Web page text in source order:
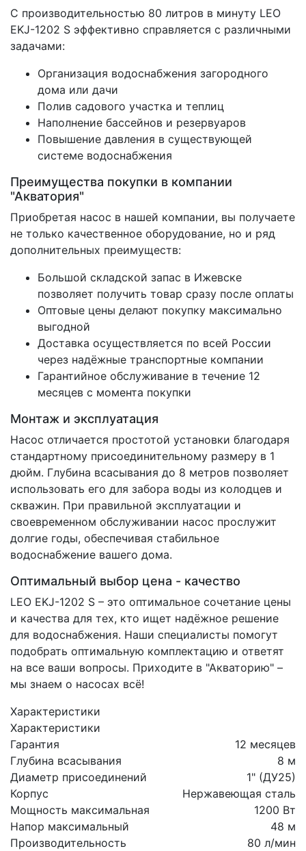
С производительностью 80 литров в минуту LEO
EKJ-1202 S эффективно справляется с различными
задачами:
Организация водоснабжения загородного
дома или дачи
Полив садового участка и теплиц
Наполнение бассейнов и резервуаров
Повышение давления в существующей
системе водоснабжения
Преимущества покупки в компании
"Акватория"
Приобретая насос в нашей компании, вы получаете
не только качественное оборудование, но и ряд
дополнительных преимуществ:
Большой складской запас в Ижевске
позволяет получить товар сразу после оплаты
Оптовые цены делают покупку максимально
выгодной
Доставка осуществляется по всей России
через надёжные транспортные компании
Гарантийное обслуживание в течение 12
месяцев с момента покупки
Монтаж и эксплуатация
Насос отличается простотой установки благодаря
стандартному присоединительному размеру в 1
дюйм. Глубина всасывания до 8 метров позволяет
использовать его для забора воды из колодцев и
скважин. При правильной эксплуатации и
своевременном обслуживании насос прослужит
долгие годы, обеспечивая стабильное
водоснабжение вашего дома.
Оптимальный выбор цена - качество
LEO EKJ-1202 S – это оптимальное сочетание цены
и качества для тех, кто ищет надёжное решение
для водоснабжения. Наши специалисты помогут
подобрать оптимальную комплектацию и ответят
на все ваши вопросы. Приходите в "Акваторию" –
мы знаем о насосах всё!
Характеристики
Характеристики
Гарантия
12 месяцев
Глубина всасывания
8 м
Диаметр присоединений
1" (ДУ25)
Корпус
Нержавеющая сталь
Мощность максимальная
1200 Вт
Напор максимальный
48 м
Производительность
80 л/мин